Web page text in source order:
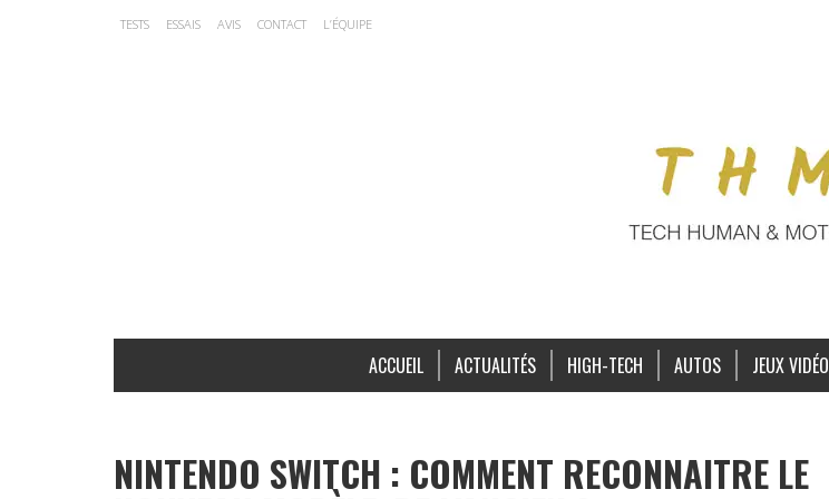
TESTS ESSAIS AVIS CONTACT L’ÉQUIPE
ACCUEIL ACTUALITÉS HIGH-TECH AUTOS JEUX VIDÉO
NINTENDO SWITCH : COMMENT RECONNAITRE LE